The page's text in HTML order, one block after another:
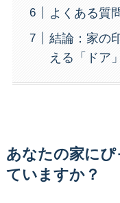
よくある質
結論：家の
える「ドア
あなたの家に
ていますか？